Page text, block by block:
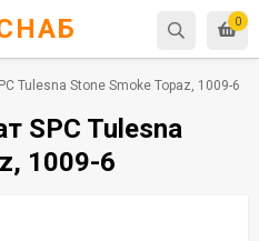
0
Tulesna Stone Smoke Topaz, 1009-6
SPC Tulesna
1009-6